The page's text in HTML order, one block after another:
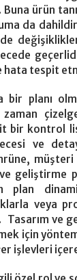
ürün
da
tespit
planı
bir kontrol
ve
geliştirme
plan
veya
ve
için
işlevleri